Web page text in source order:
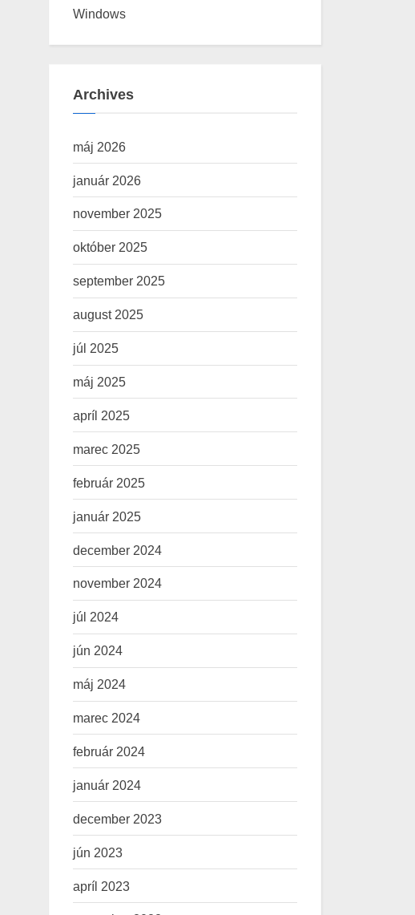
Windows
Archives
máj 2026
január 2026
november 2025
október 2025
september 2025
august 2025
júl 2025
máj 2025
apríl 2025
marec 2025
február 2025
január 2025
december 2024
november 2024
júl 2024
jún 2024
máj 2024
marec 2024
február 2024
január 2024
december 2023
jún 2023
apríl 2023